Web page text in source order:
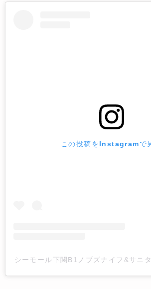
この投稿をInstagramで
シーモール下関B1ノブズナイフ&サ